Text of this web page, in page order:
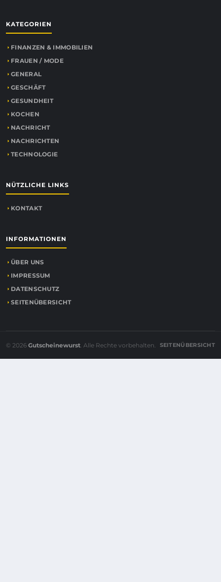
KATEGORIEN
FINANZEN & IMMOBILIEN
FRAUEN / MODE
GENERAL
GESCHÄFT
GESUNDHEIT
KOCHEN
NACHRICHT
NACHRICHTEN
TECHNOLOGIE
NÜTZLICHE LINKS
KONTAKT
INFORMATIONEN
ÜBER UNS
IMPRESSUM
DATENSCHUTZ
SEITENÜBERSICHT
© 2026 Gutscheinewurst. Alle Rechte vorbehalten. SEITENÜBERSICHT